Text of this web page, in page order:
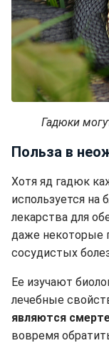
Гадюки
Польза в
Хотя яд гадюк
используется на
лекарства для
даже некоторые
сосудистых
Ее изучают
лечебные
являются
вовремя